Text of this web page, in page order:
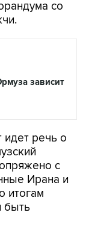
со
зависит
идет речь о
с
Ирана и
итогам
быть